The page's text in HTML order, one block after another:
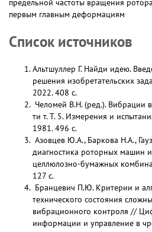
предельной частоты вращения
первым главным деформациям
Список источников
Альтшуллер Г. Найди идею.
решения изобретательских
2022. 408 с.
Челомей В.Н. (ред.). Вибрации
ти т. Т. 5. Измерения и
1981. 496 с.
Азовцев Ю.А., Баркова Н.А.,
диагностика роторных машин
целлюлозно-бумажных
127 с.
Бранцевич П.Ю. Критерии и
технического состояния
вибрационного контроля //
информации и управление в